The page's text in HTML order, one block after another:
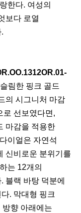
한다. 여성의
보다 로열
림한 핑크 골드
의 시그니처 마감
로 선보였다면,
마감을 적용한
이얼은 자연석
신비로운 분위기를
는 12개의
블랙 바탕 덕분에
. 막대형 핑크
방향 아래에는